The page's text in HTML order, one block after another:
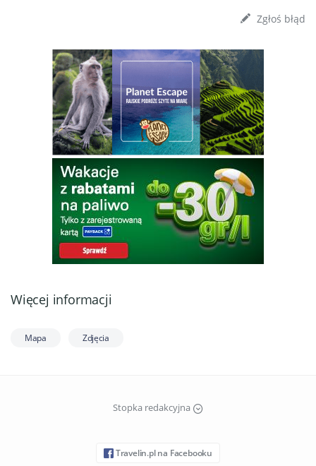
Zgłoś błąd
Więcej informacji
Mapa Zdjęcia
Stopka redakcyjna
Travelin.pl na Facebooku